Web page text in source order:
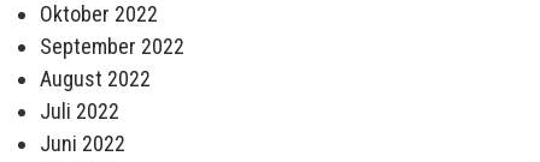
Oktober 2022
September 2022
August 2022
Juli 2022
Juni 2022